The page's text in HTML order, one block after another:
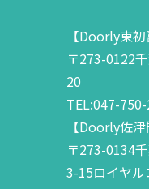
【Doorly東初
〒273-0122
20
TEL:047-
【Doorly佐津
〒273-0134
3-15ロイヤ